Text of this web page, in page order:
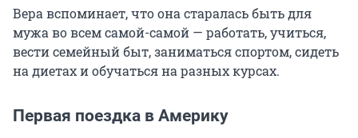
Вера вспоминает, что она старалась быть для
мужа во всем самой-самой — работать, учиться,
вести семейный быт, заниматься спортом, сидеть
на диетах и обучаться на разных курсах.
Первая поездка в Америку